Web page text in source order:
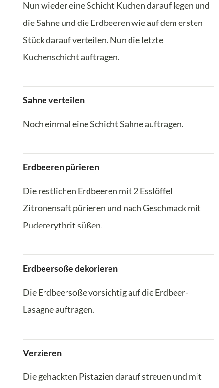
Nun wieder eine Schicht Kuchen darauf legen und
die Sahne und die Erdbeeren wie auf dem ersten
Stück darauf verteilen. Nun die letzte
Kuchenschicht auftragen.
Sahne verteilen
Noch einmal eine Schicht Sahne auftragen.
Erdbeeren pürieren
Die restlichen Erdbeeren mit 2 Esslöffel
Zitronensaft pürieren und nach Geschmack mit
Pudererythrit süßen.
Erdbeersoße dekorieren
Die Erdbeersoße vorsichtig auf die Erdbeer-
Lasagne auftragen.
Verzieren
Die gehackten Pistazien darauf streuen und mit